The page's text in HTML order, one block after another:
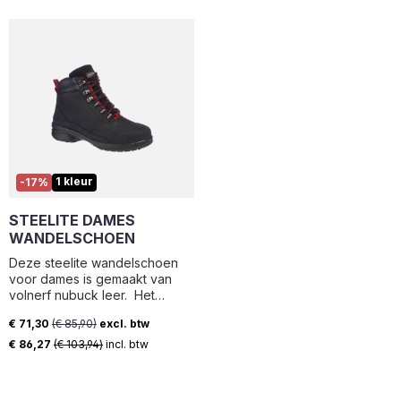
en voering voor fris en droog
draagcomfort MOTION WNS-
zool met uitstekende grip en
schokabsorptie
Hittebestendige zool tot 300°C
voor extra bescherming
langdurige demping en
comfort Sportieve, moderne
uitstraling in grijs/roze design
-17% 1 kleur
‎STEELITE DAMES
WANDELSCHOEN ‎
‎Deze steelite wandelschoen
voor dames is gemaakt van
volnerf nubuck leer. ‎ ‎Het
voorkomt waterpenetratie
terwijl de gewatteerde kraag
Verkoopprijs:
€ 71,30 (€ 85,90) excl. btw
€ 86,27 (€ 103,94) incl. btw